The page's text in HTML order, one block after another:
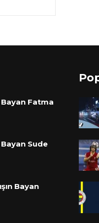
Fatma
Sude
Bayan